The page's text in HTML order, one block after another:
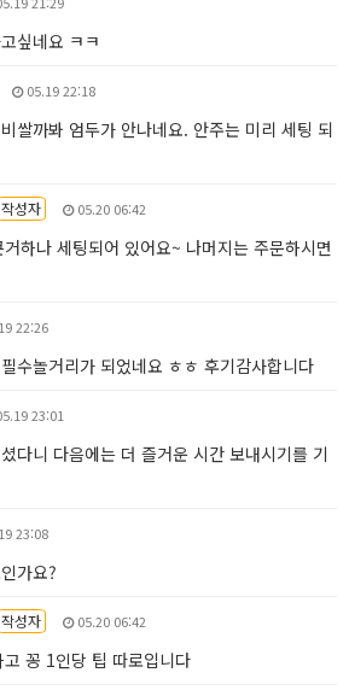
싶네요 ㅋㅋ
05.19 22:18
쌀까봐 엄두가 안나네요. 안주는 미리 세팅 되
작성자 05.20 06:42
하나 세팅되어 있어요~ 나머지는 주문하시면
22:26
수놀거리가 되었네요 ㅎㅎ 후기감사합니다
23:01
다니 다음에는 더 즐거운 시간 보내시기를 기
23:08
가요?
작성자 05.20 06:42
고 꽁 1인당 팁 따로입니다